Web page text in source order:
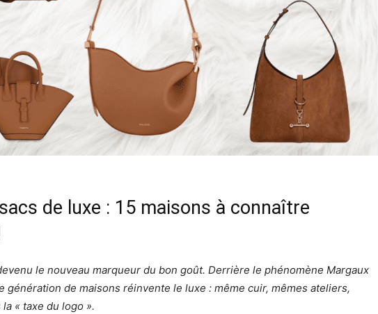
de luxe : 15 maisons à connaître
le nouveau marqueur du bon goût. Derrière le phénomène Margaux
génération de maisons réinvente le luxe : même cuir, mêmes ateliers,
« taxe du logo ».